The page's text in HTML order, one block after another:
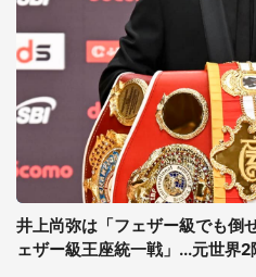
井上尚弥は「フェザー級でも倒
ェザー級王座統一戦」...元世界